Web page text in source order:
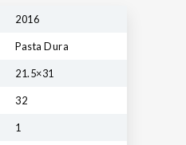
2016
Pasta Dura
21.5×31
32
1